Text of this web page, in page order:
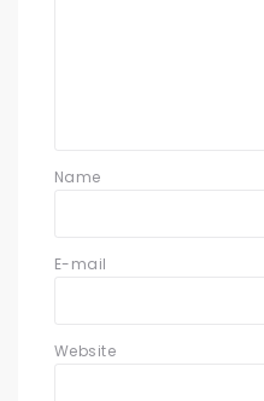
Name
E-mail
Website